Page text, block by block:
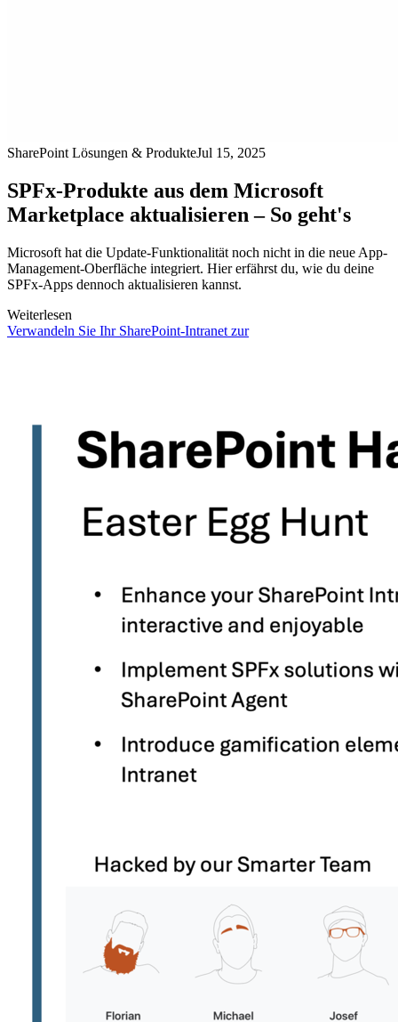
SharePoint Lösungen & ProdukteJul 15, 2025
SPFx-Produkte aus dem Microsoft
Marketplace aktualisieren – So geht's
Microsoft hat die Update-Funktionalität noch nicht in die neue App-
Management-Oberfläche integriert. Hier erfährst du, wie du deine
SPFx-Apps dennoch aktualisieren kannst.
Weiterlesen
Verwandeln Sie Ihr SharePoint-Intranet zur